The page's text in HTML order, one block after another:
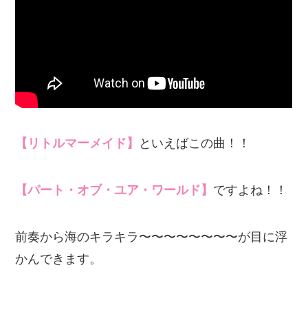
【リトルマーメイド】 といえばこの曲！！
【パート・オブ・ユア・ワールド】 ですよね！！
前奏から海のキラキラ〜〜〜〜〜〜〜〜が目に浮
かんできます。